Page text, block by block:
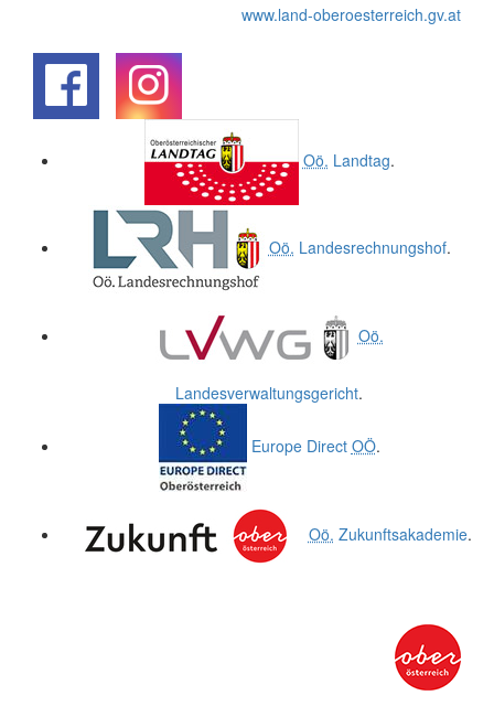
www.land-oberoesterreich.gv.at
Oö. Landtag.
Oö. Landesrechnungshof.
Oö.
Landesverwaltungsgericht.
Europe Direct OÖ.
Oö. Zukunftsakademie.